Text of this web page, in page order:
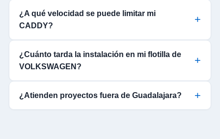
¿A qué velocidad se puede limitar mi
CADDY?
¿Cuánto tarda la instalación en mi flotilla de
VOLKSWAGEN?
¿Atienden proyectos fuera de Guadalajara?